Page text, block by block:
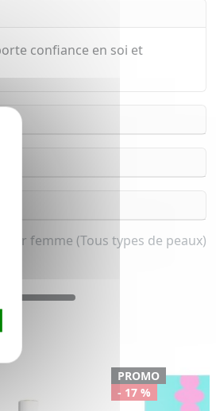
confiance en soi et
femme (Tous types de peaux)
PROMO
- 17 %